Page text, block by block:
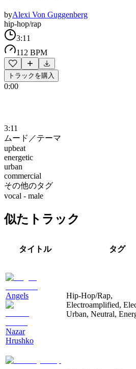
byAlexi Von Guggenberg
hip-hop/rap
3:11
112 BPM
トラックを購入
0:00
3:11
ムード／テーマ
upbeat
energetic
urban
commercial
その他のタグ
vocal - male
似たトラック
タイトル タグ
Angels
Nazar
Hrushko
Hip-Hop/Rap,
Electroamplified,
Urban, Neutral,